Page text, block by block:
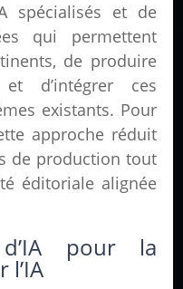
spécialisés et de
qui permettent
de produire
d’intégrer ces
existants. Pour
approche réduit
de production tout
éditoriale alignée
pour la
l’IA